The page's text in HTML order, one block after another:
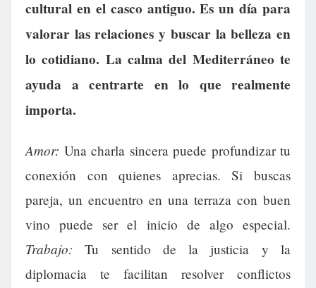
cultural en el casco antiguo. Es un día para
valorar las relaciones y buscar la belleza en
lo cotidiano. La calma del Mediterráneo te
ayuda a centrarte en lo que realmente
importa.
Amor: Una charla sincera puede profundizar tu
conexión con quienes aprecias. Si buscas
pareja, un encuentro en una terraza con buen
vino puede ser el inicio de algo especial.
Trabajo: Tu sentido de la justicia y la
diplomacia te facilitan resolver conflictos